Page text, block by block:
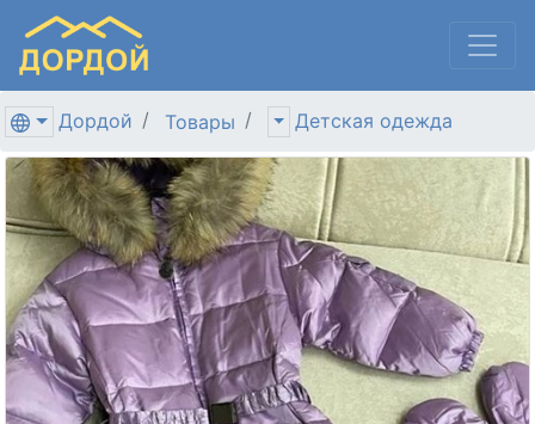
Дордой Товары Детская одежда